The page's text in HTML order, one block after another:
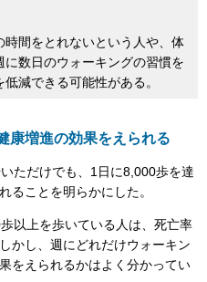
間をとれないという人や、体
数日のウォーキングの習慣を
減できる可能性がある。
康増進の効果をえられる
ただけでも、1日に8,000歩を達
ることを明らかにした。
以上を歩いている人は、死亡率
かし、週にどれだけウォーキン
をえられるかはよく分かってい